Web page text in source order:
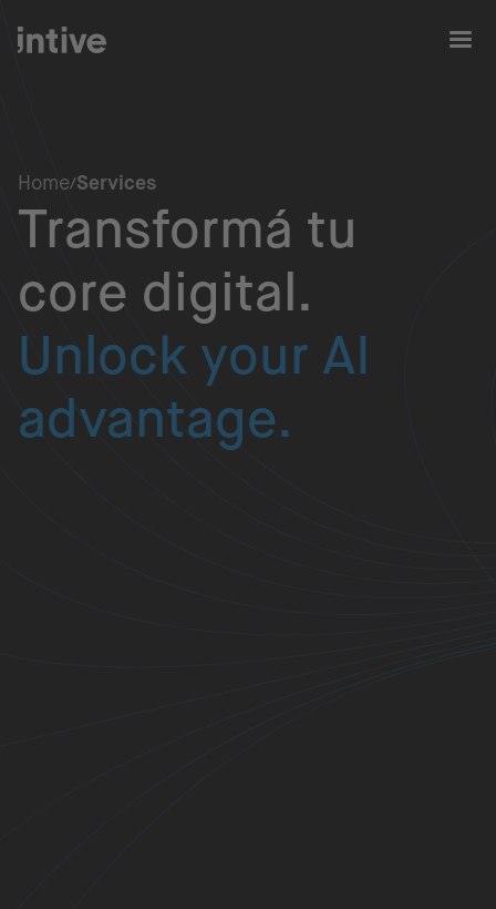
Home Services
Transformá tu
core digital.
Unlock your AI
advantage.